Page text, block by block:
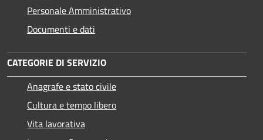
Personale Amministrativo
Documenti e dati
CATEGORIE DI SERVIZIO
Anagrafe e stato civile
Cultura e tempo libero
Vita lavorativa